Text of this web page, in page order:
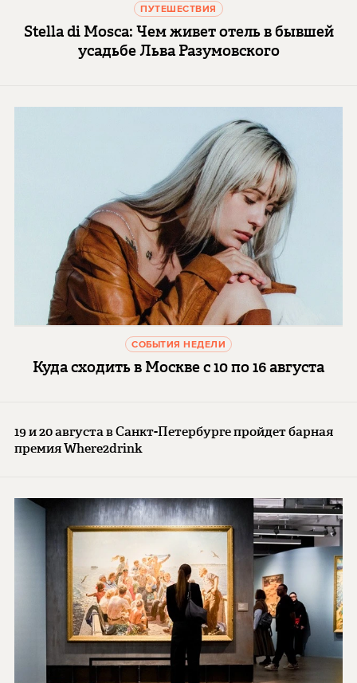
ПУТЕШЕСТВИЯ
Stella di Mosca: Чем живет отель в бывшей
усадьбе Льва Разумовского
СОБЫТИЯ НЕДЕЛИ
Куда сходить в Москве с 10 по 16 августа
19 и 20 августа в Санкт-Петербурге пройдет барная
премия Where2drink